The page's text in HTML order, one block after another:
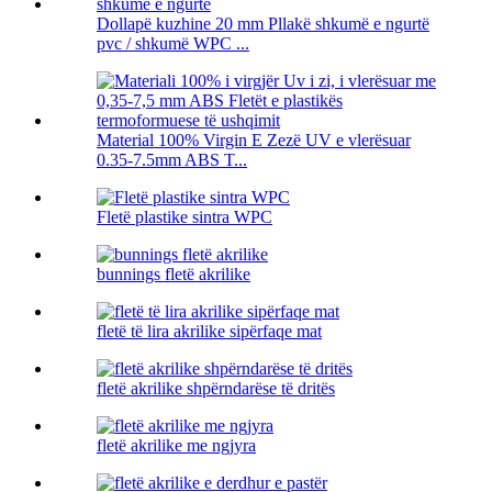
Dollapë kuzhine 20 mm Pllakë shkumë e ngurtë
pvc / shkumë WPC ...
Material 100% Virgin E Zezë UV e vlerësuar
0.35-7.5mm ABS T...
Fletë plastike sintra WPC
bunnings fletë akrilike
fletë të lira akrilike sipërfaqe mat
fletë akrilike shpërndarëse të dritës
fletë akrilike me ngjyra